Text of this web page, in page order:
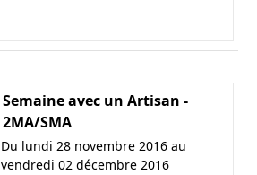
Semaine avec un Artisan -
2MA/SMA
Du lundi 28 novembre 2016 au
vendredi 02 décembre 2016